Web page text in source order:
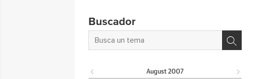
Buscador
August 2007